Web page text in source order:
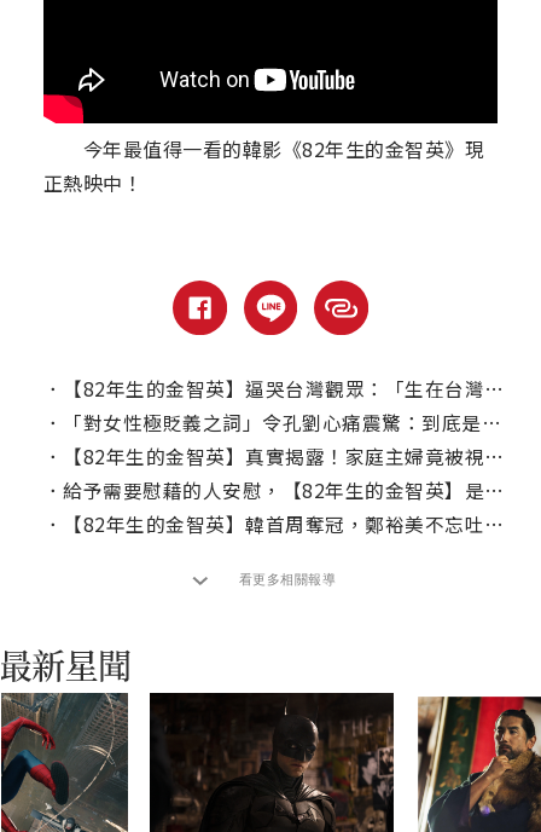
今年最值得一看的韓影《82年生的金智英》現
正熱映中！
．
【82年生的金智英】逼哭台灣觀眾：「生在台灣好幸福！」
．
「對女性極貶義之詞」令孔劉心痛震驚：到底是誰造這種詞的？！
．
【82年生的金智英】真實揭露！家庭主婦竟被視為吸老公血的「媽蟲」？
． 給予需要慰藉的人安慰，【82年生的金智英】是部獻給每位觀眾的情書
．
【82年生的金智英】韓首周奪冠，鄭裕美不忘吐槽「老公」接演原因
看更多相關報導